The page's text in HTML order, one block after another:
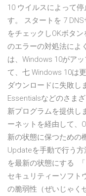
10 ウイルスによって
す。 スタートを 7
をチェックしOKボタ
のエラーの対処法によ
は、Windows 10がア
て、七 Windows 10は
ダウンロードに失敗
Essentialsなどのさま
新プログラムを提供し
ーネットを経由して、
新の状態に保つための
Updateを手動で行う方
を最新の状態にする
セキュリティーソフト
の脆弱性（ぜいじゃく